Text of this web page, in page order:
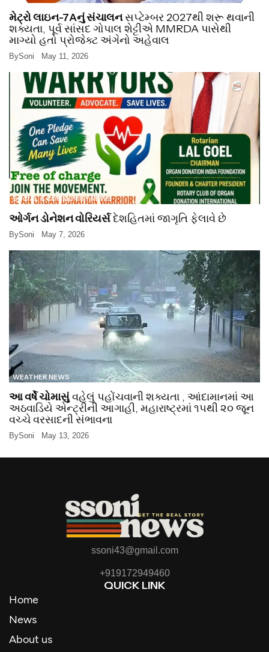
મેટ્રો લાઇન-7Aનું સંચાલનસપ્ટેમ્બર 2027થી શરૂ થવાની
શક્યતા, પૂર્વ સાંસદ ગોપાલ શેટ્ટીએ MMRDA પાસેથી
માગ્યો હતો પ્રોજેક્ટ અંગેનો અહેવાલ
BySoni May 11, 2026
SOCIAL & COMMUNITY NEWS
ઓર્ગન ડોનેશન વોરિયર્સદેશહિતમાં જાગૃતિ ફેલાવે છે
BySoni May 7, 2026
WEATHER NEWS
આ વર્ષે ચોમાસુંવહેલું પહોંચવાની શક્યતા , આંદામાનમાં આ
અઠવાડિયે એન્ટ્રીની આગાહી, મહારાષ્ટ્રમાં ૧૫થી ૨૦ જૂન
વચ્ચે વરસાદની સંભાવના
BySoni May 13, 2026
ssoni43@gmail.com
+919172949460
QUICK LINK
Home
News
About us